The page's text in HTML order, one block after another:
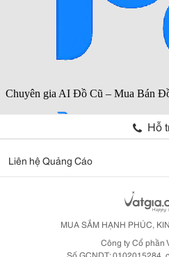
Hỗ
Liên hệ Quảng Cáo
MUA SẮM HẠNH PHÚC,
Công ty Cổ phần